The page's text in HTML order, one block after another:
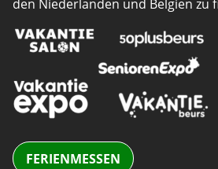
den Niederlanden und Belgien zu
FERIENMESSEN